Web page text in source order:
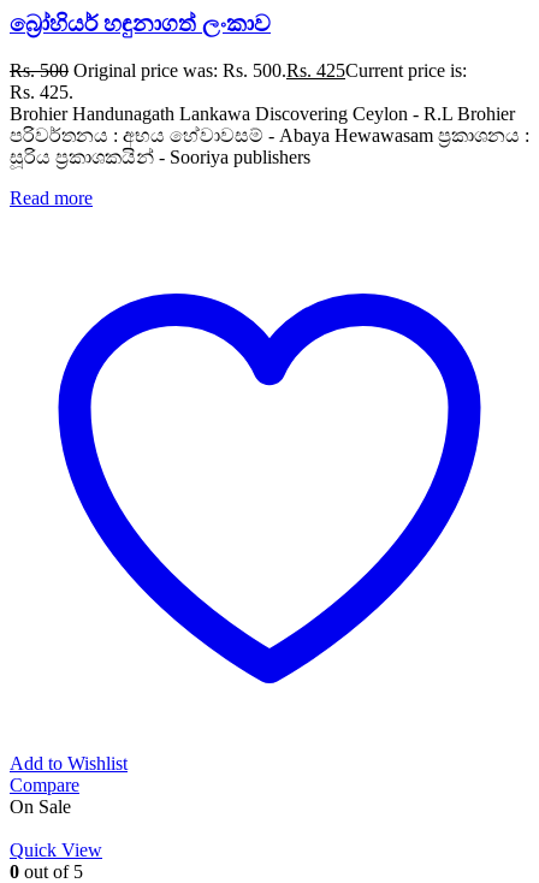
බ්‍රෝහියර් හඳුනාගත් ලංකාව
Rs.500 Original price was: Rs. 500.Rs. 425Current price is:
Rs. 425.
Brohier Handunagath Lankawa Discovering Ceylon - R.L Brohier
පරිවර්තනය : අභය හේවාවසම් - Abaya Hewawasam ප්‍රකාශනය :
සූරිය ප්‍රකාශකයින් - Sooriya publishers
Read more
Add to Wishlist
Compare
On Sale
Quick View
0 out of 5